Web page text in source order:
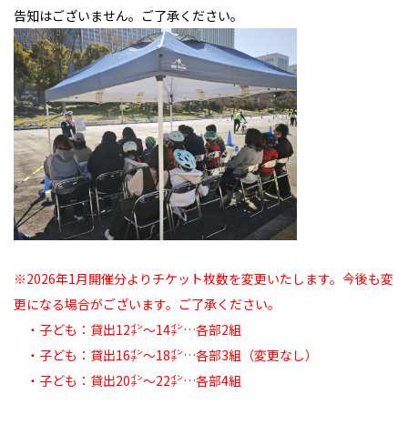
告知はございません。ご了承ください。
※2026年1月開催分よりチケット枚数を変更いたします。 今後も変
更になる場合がございます。ご了承ください。
・子ども：貸出12㌅～14㌅…各部2組
・子ども：貸出16㌅～18㌅…各部3組（変更なし）
・子ども：貸出20㌅～22㌅…各部4組